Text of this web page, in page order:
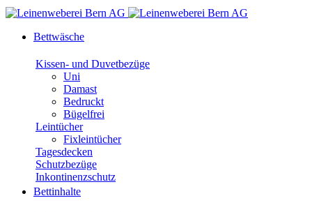
Bettwäsche
Kissen- und Duvetbezüge
Uni
Damast
Bedruckt
Bügelfrei
Leintücher
Fixleintücher
Tagesdecken
Schutzbezüge
Inkontinenzschutz
Bettinhalte